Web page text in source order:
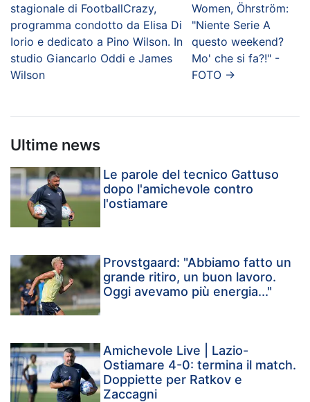
stagionale di FootballCrazy,
programma condotto da Elisa Di
Iorio e dedicato a Pino Wilson. In
studio Giancarlo Oddi e James
Wilson
Women, Öhrström:
"Niente Serie A
questo weekend?
Mo' che si fa?!" -
FOTO→
Ultime news
Le parole del tecnico Gattuso
dopo l'amichevole contro
l'ostiamare
Provstgaard: "Abbiamo fatto un
grande ritiro, un buon lavoro.
Oggi avevamo più energia..."
Amichevole Live | Lazio-
Ostiamare 4-0: termina il match.
Doppiette per Ratkov e
Zaccagni